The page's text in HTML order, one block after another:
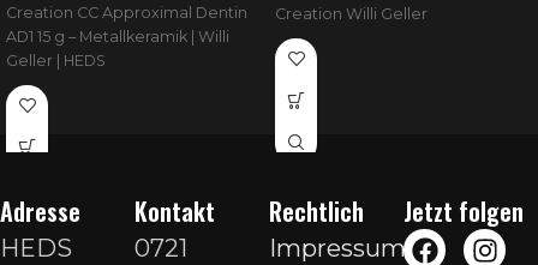
Creation CC Approximal Dentin
AD1 15 g – Metallkeramik | Willi
Geller | HEDS
Creation Willi Geller
Adresse
HEDS
Kontakt
0721
Rechtlich
Impressum
Jetzt folgen